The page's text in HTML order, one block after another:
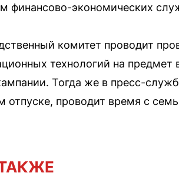
финансово-экономических
комитет проводит
технологий на
Тогда же в пресс-
отпуске, проводит время с